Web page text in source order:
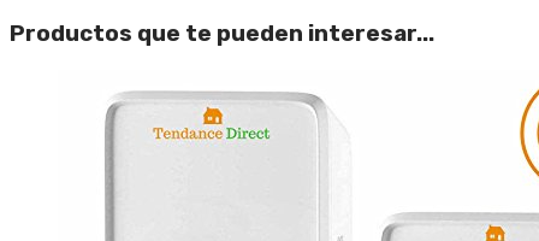
Productos que te pueden interesar...